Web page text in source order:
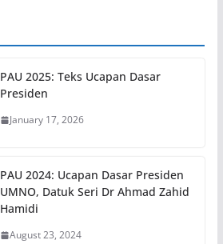
PAU 2025: Teks Ucapan Dasar
Presiden
January 17, 2026
PAU 2024: Ucapan Dasar Presiden
UMNO, Datuk Seri Dr Ahmad Zahid
Hamidi
August 23, 2024